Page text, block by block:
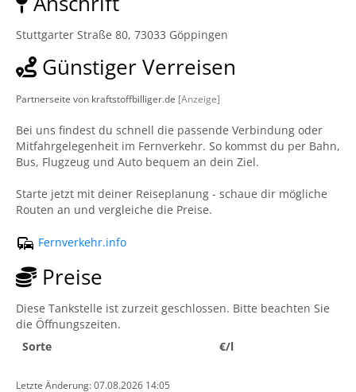
Stuttgarter Straße 80, 73033 Göppingen
Günstiger Verreisen
Partnerseite von kraftstoffbilliger.de [Anzeige]
Bei uns findest du schnell die passende Verbindung oder
Mitfahrgelegenheit im Fernverkehr. So kommst du per Bahn,
Bus, Flugzeug und Auto bequem an dein Ziel.
Starte jetzt mit deiner Reiseplanung - schaue dir mögliche
Routen an und vergleiche die Preise.
Fernverkehr.info
Preise
Diese Tankstelle ist zurzeit geschlossen. Bitte beachten Sie
die Öffnungszeiten.
Sorte
€/l
Letzte Änderung: 07.08.2026 14:05